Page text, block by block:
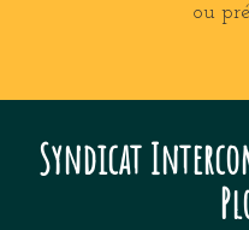
ou
Syndicat